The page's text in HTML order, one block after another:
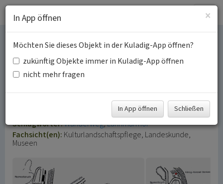
Lahn-Marmor-Weg in
Villmar
Marmorweg, Lahnmarmor-Weg
Schlagwörter:Wanderweg Lahnmarmor
Fachsicht(en): Kulturlandschaftspflege, Landeskunde,
Museen
×
In App öffnen
Möchten Sie dieses Objekt in der Kuladig-App öffnen?
zukünftig Objekte immer in Kuladig-App öffnen
nicht mehr fragen
In App öffnen Schließen